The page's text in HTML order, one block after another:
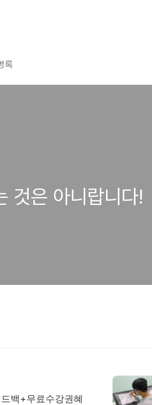
록
것은 아니랍니다!
백+무료수강권혜